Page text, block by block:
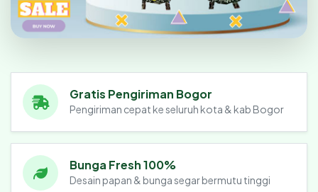
Gratis Pengiriman Bogor
Pengiriman cepat ke seluruh kota & kab Bogor
Bunga Fresh 100%
Desain papan & bunga segar bermutu tinggi